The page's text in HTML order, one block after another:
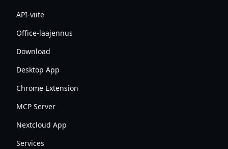
API-viite
Office-laajennus
Download
Desktop App
Chrome Extension
MCP Server
Nextcloud App
Services